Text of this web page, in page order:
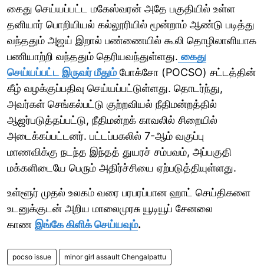
கைது செய்யப்பட்ட மகேஸ்வரன் அதே பகுதியில் உள்ள
தனியார் பொறியியல் கல்லூரியில் மூன்றாம் ஆண்டு படித்து
வந்ததும் அஜய் இறால் பண்ணையில் கூலி தொழிலாளியாக
பணியாற்றி வந்ததும் தெரியவந்துள்ளது. கைது
செய்யப்பட்ட இருவர் மீதும் போக்சோ (POCSO) சட்டத்தின்
கீழ் வழக்குப்பதிவு செய்யப்பட்டுள்ளது. தொடர்ந்து,
அவர்கள் செங்கல்பட்டு குற்றவியல் நீதிமன்றத்தில்
ஆஜர்படுத்தப்பட்டு, நீதிமன்றக் காவலில் சிறையில்
அடைக்கப்பட்டனர். பட்டப்பகலில் 7-ஆம் வகுப்பு
மாணவிக்கு நடந்த இந்தத் துயரச் சம்பவம், அப்பகுதி
மக்களிடையே பெரும் அதிர்ச்சியை ஏற்படுத்தியுள்ளது.
உள்ளூர் முதல் உலகம் வரை பரபரப்பான ஹாட் செய்திகளை
உடனுக்குடன் அறிய மாலைமுரசு யூடியூப் சேனலை
காண இங்கே கிளிக் செய்யவும்.
pocso issue minor girl assault Chengalpattu